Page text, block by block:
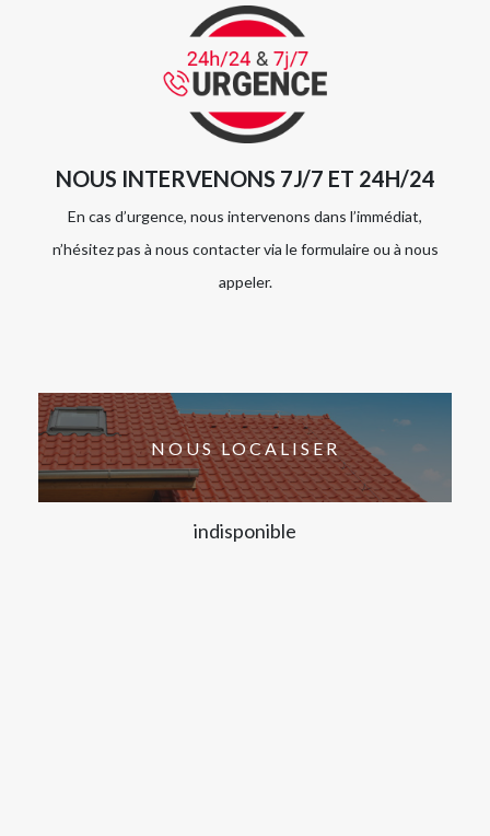
NOUS INTERVENONS 7J/7 ET 24H/24
En cas d’urgence, nous intervenons dans l’immédiat,
n’hésitez pas à nous contacter via le formulaire ou à nous
appeler.
NOUS LOCALISER
indisponible